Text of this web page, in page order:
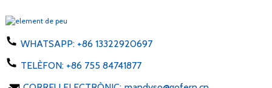
WHATSAPP: +86 13322920697
TELÈFON: +86 755 84741877